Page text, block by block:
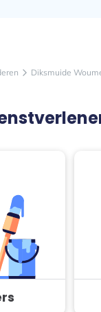
arrow_forward_ios Diksmuide